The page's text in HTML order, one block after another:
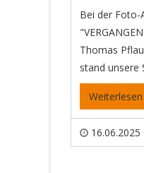
Bei der Foto-
Thomas
stand unsere
Weiterlesen
16.06.2025